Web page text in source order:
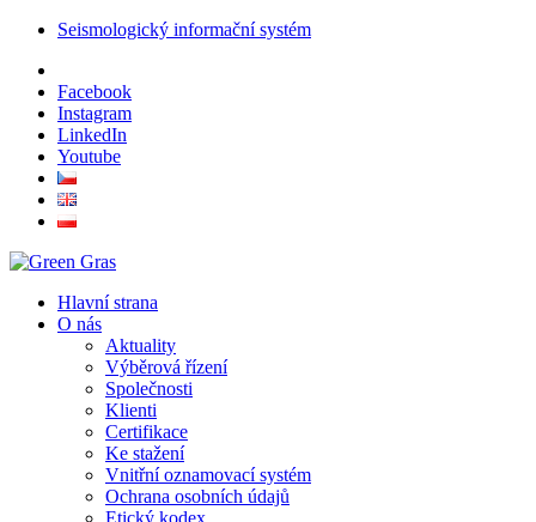
Seismologický informační systém
Facebook
Instagram
LinkedIn
Youtube
Hlavní strana
O nás
Aktuality
Výběrová řízení
Společnosti
Klienti
Certifikace
Ke stažení
Vnitřní oznamovací systém
Ochrana osobních údajů
Etický kodex